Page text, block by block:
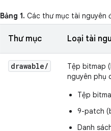
Bảng 1. Các thư mục tài nguyên
Thư mục Loại tài
drawable/ Tệp bitmap
nguyên phụ
Tệp
9-patch
Danh